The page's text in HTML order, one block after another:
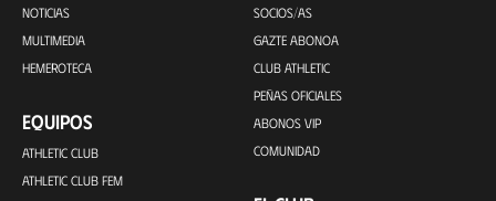
NOTICIAS
MULTIMEDIA
HEMEROTECA
EQUIPOS
ATHLETIC CLUB
ATHLETIC CLUB FEM
SOCIOS/AS
GAZTE ABONOA
CLUB ATHLETIC
PEÑAS OFICIALES
ABONOS VIP
COMUNIDAD